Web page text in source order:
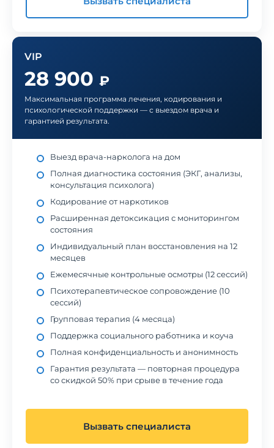
VIP
28 900 ₽
Максимальная программа лечения, кодирования и
психологической поддержки — с выездом врача и
гарантией результата.
Выезд врача-нарколога на дом
Полная диагностика состояния (ЭКГ, анализы,
консультация психолога)
Кодирование от наркотиков
Расширенная детоксикация с мониторингом
состояния
Индивидуальный план восстановления на 12
месяцев
Ежемесячные контрольные осмотры (12 сессий)
Психотерапевтическое сопровождение (10
сессий)
Групповая терапия (4 месяца)
Поддержка социального работника и коуча
Полная конфиденциальность и анонимность
Гарантия результата — повторная процедура
со скидкой 50% при срыве в течение года
Вызвать специалиста